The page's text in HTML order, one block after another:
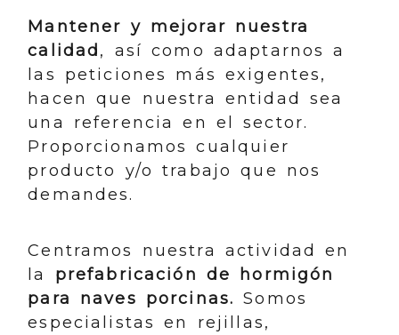
Mantener y mejorar nuestra
calidad, así como adaptarnos a
las peticiones más exigentes,
hacen que nuestra entidad sea
una referencia en el sector.
Proporcionamos cualquier
producto y/o trabajo que nos
demandes.
Centramos nuestra actividad en
la prefabricación de hormigón
para naves porcinas. Somos
especialistas en rejillas,